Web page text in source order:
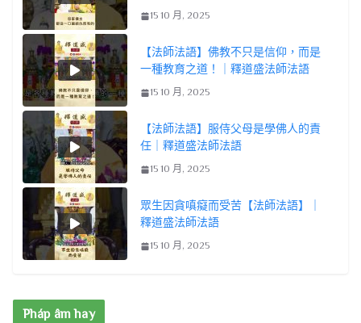
15 10 月, 2025
【法師法語】佛教不只是信仰，而是
一種教育之道！｜釋道盛法師法語
15 10 月, 2025
【法師法語】服侍父母是學佛人的責
任｜釋道盛法師法語
15 10 月, 2025
眾生因貪嗔癡而受苦【法師法語】｜
釋道盛法師法語
15 10 月, 2025
Pháp âm hay